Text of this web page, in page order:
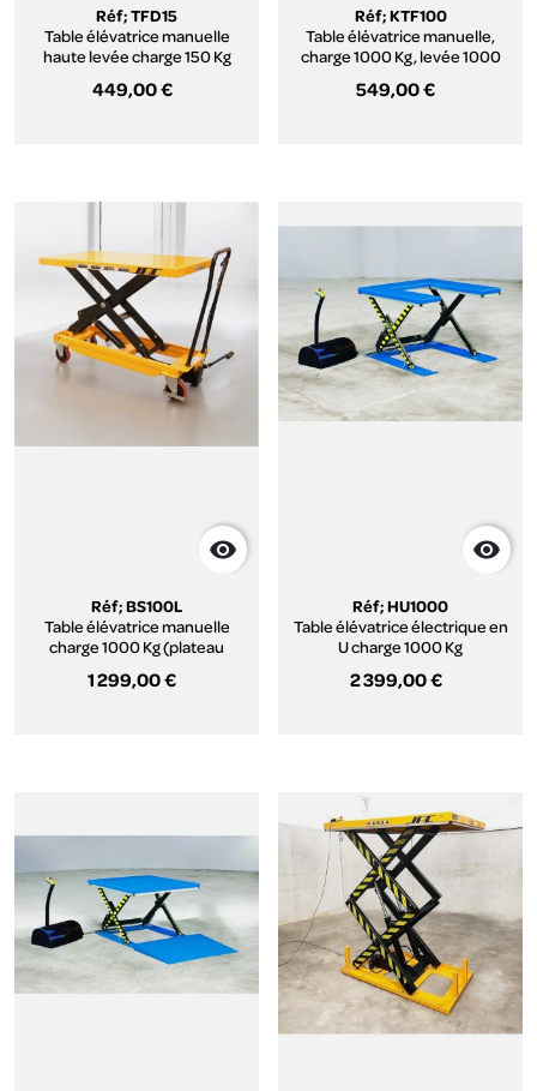
Réf; TFD15
Table élévatrice manuelle
haute levée charge 150 Kg
449,00 €
Réf; KTF100
Table élévatrice manuelle,
charge 1000 Kg, levée 1000
549,00 €

Réf; BS100L
Table élévatrice manuelle
charge 1000 Kg (plateau
1 299,00 €

Réf; HU1000
Table élévatrice électrique en
U charge 1000 Kg
2 399,00 €